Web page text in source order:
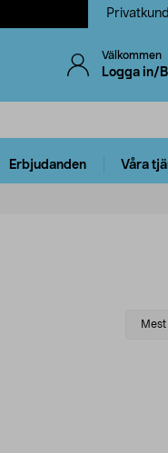
Privatkund
Välkommen
Logga in/
Erbjudanden Våra